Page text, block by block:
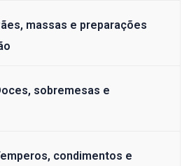
massas e preparações
sobremesas e
condimentos e